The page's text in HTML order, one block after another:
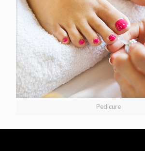
Pedicure